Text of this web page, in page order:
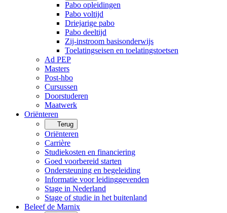
Pabo opleidingen
Pabo voltijd
Driejarige pabo
Pabo deeltijd
Zij-instroom basisonderwijs
Toelatingseisen en toelatingstoetsen
Ad PEP
Masters
Post-hbo
Cursussen
Doorstuderen
Maatwerk
Oriënteren
Terug
Oriënteren
Carrière
Studiekosten en financiering
Goed voorbereid starten
Ondersteuning en begeleiding
Informatie voor leidinggevenden
Stage in Nederland
Stage of studie in het buitenland
Beleef de Marnix